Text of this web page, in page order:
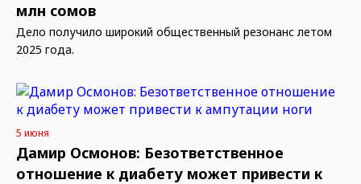
млн сомов
Дело получило широкий общественный резонанс летом
2025 года.
5 июня
Дамир Осмонов: Безответственное
отношение к диабету может привести к